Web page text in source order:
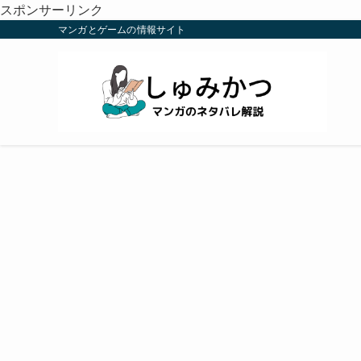
スポンサーリンク
マンガとゲームの情報サイト